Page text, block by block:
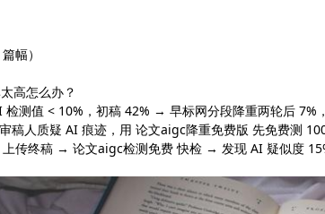
幅）
高怎么办？
检测值 < 10%，初稿 42% → 早标网分段降重两轮后
稿人质疑 AI 痕迹，用 论文aigc降重免费版 先免费测
上传终稿 → 论文aigc检测免费 快检 → 发现 AI 疑似度